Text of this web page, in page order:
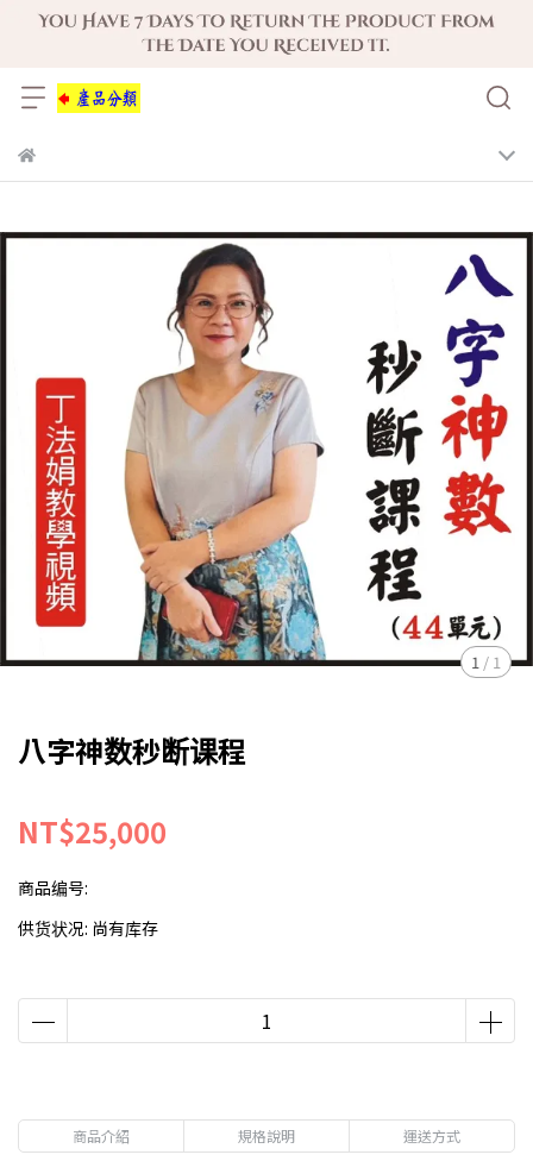
1 / 1
八字神数秒断课程
NT$25,000
商品编号:
供货状况: 尚有库存
商品介紹 規格說明 運送方式